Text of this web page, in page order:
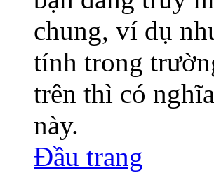
chung, ví dụ
tính trong
trên thì có
này.
Đầu trang